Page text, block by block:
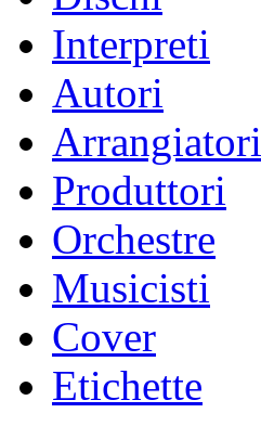
Interpreti
Autori
Arrangiatori
Produttori
Orchestre
Musicisti
Cover
Etichette